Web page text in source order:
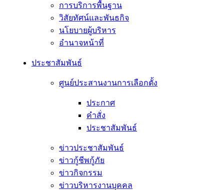
การบริการพื้นฐาน
วิสัยทัศน์และพันธกิจ
นโยบายผู้บริหาร
อํานาจหน้าที่
ประชาสัมพันธ์
ศูนย์ประสานงานการเลือกตั้ง
ประกาศ
คำสั่ง
ประชาสัมพันธ์
ข่าวประชาสัมพันธ์
ข่าวกู้ชีพกู้ภัย
ข่าวกิจกรรม
ข่าวบริหารงานบุคคล